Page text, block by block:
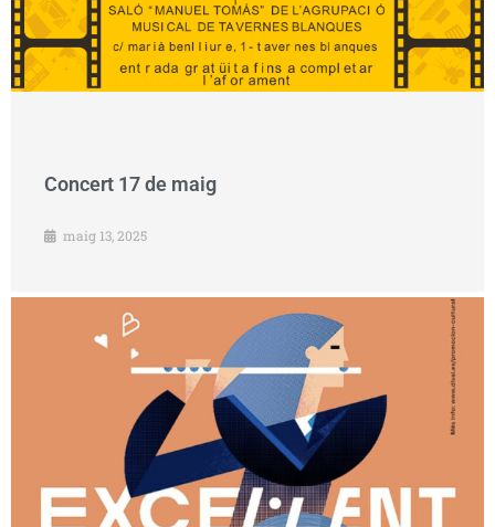
Concert 17 de maig
maig 13, 2025